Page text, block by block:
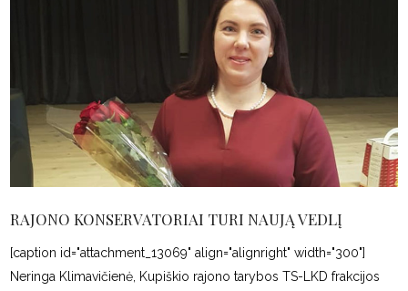
RAJONO KONSERVATORIAI TURI NAUJĄ VEDLĮ
[caption id="attachment_13069" align="alignright" width="300"]
Neringa Klimavičienė, Kupiškio rajono tarybos TS-LKD frakcijos